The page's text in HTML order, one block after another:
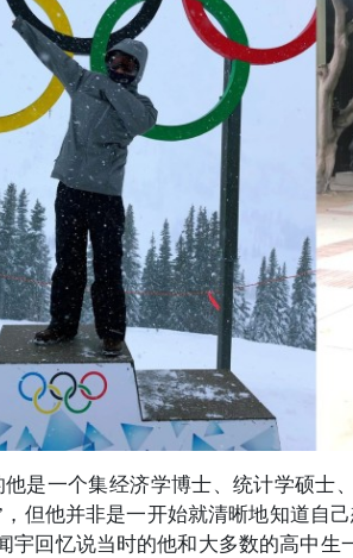
是一个集经济学博士、统计学硕士
但他并非是一开始就清晰地知道自
宇回忆说当时的他和大多数的高中